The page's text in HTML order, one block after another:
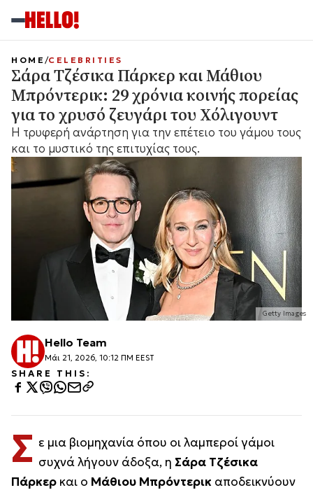
Getty Images
HOME CELEBRITIES
Σάρα Τζέσικα Πάρκερ και Μάθιου
Μπρόντερικ: 29 χρόνια κοινής πορείας
για το χρυσό ζευγάρι του Χόλιγουντ
Η τρυφερή ανάρτηση για την επέτειο του γάμου τους
και το μυστικό της επιτυχίας τους.
Hello Team
Μάι 21, 2026, 10:12 ΠΜ EEST
SHARE THIS:
Σ ε μια βιομηχανία όπου οι λαμπεροί γάμοι
συχνά λήγουν άδοξα, η Σάρα Τζέσικα
Πάρκερ και ο Μάθιου Μπρόντερικ αποδεικνύουν